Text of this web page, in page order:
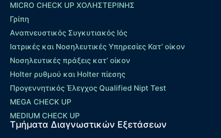
MICRO CHECK UP ΧΟΛΗΣΤΕΡΙΝΗΣ
Γρίπη
Αναπνευστικός Συγκυτιακός Ιός
Ιατρικές και Νοσηλευτικές Υπηρεσίες Κατ’ οίκον
Νοσηλευτικές πράξεις κατ’ οίκον
Holter ρυθμού και Holter πίεσης
Προγεννητικός Έλεγχος Qualified Nipt Test
MEGA CHECK UP
MEDIUM CHECK UP
Τμήματα Διαγνωστικών Εξετάσεων